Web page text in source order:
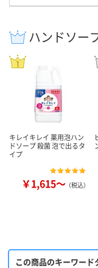
ハンドソー
キレイキレイ 薬用泡ハン
ドソープ 殺菌 泡で出るタ
イプ
￥1,615～ （税込）
この商品のキーワード